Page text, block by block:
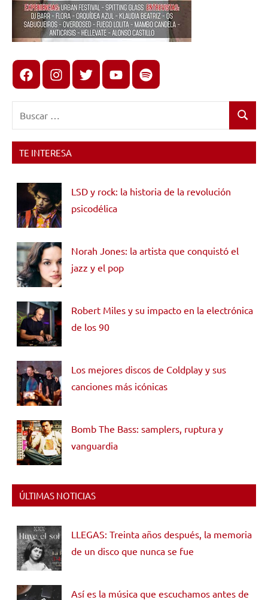
FacebookInstagram
X youtubespotify
Buscar
TE INTERESA
LSD y rock: la historia de la revolución
psicodélica
Norah Jones: la artista que conquistó el
jazz y el pop
Robert Miles y su impacto en la electrónica
de los 90
Los mejores discos de Coldplay y sus
canciones más icónicas
Bomb The Bass: samplers, ruptura y
vanguardia
ÚLTIMAS NOTICIAS
LLEGAS: Treinta años después, la memoria
de un disco que nunca se fue
Así es la música que escuchamos antes de